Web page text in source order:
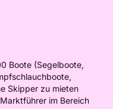
Boote (Segelboote,
Skipper zu mieten
im Bereich